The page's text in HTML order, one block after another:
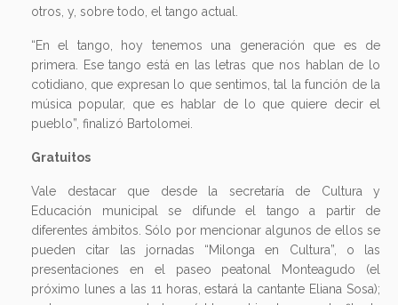
otros, y, sobre todo, el tango actual.
“En el tango, hoy tenemos una generación que es de
primera. Ese tango está en las letras que nos hablan de lo
cotidiano, que expresan lo que sentimos, tal la función de la
música popular, que es hablar de lo que quiere decir el
pueblo”, finalizó Bartolomei.
Gratuitos
Vale destacar que desde la secretaría de Cultura y
Educación municipal se difunde el tango a partir de
diferentes ámbitos. Sólo por mencionar algunos de ellos se
pueden citar las jornadas “Milonga en Cultura”, o las
presentaciones en el paseo peatonal Monteagudo (el
próximo lunes a las 11 horas, estará la cantante Eliana Sosa);